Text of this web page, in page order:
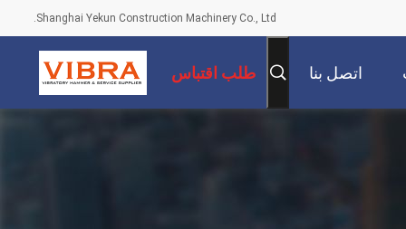
Shanghai Yekun Construction Machinery Co., Ltd.
اتصل بنا طلب اقتباس